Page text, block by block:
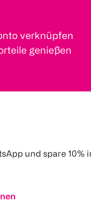
verknüpfen
genießen
und spare 10%